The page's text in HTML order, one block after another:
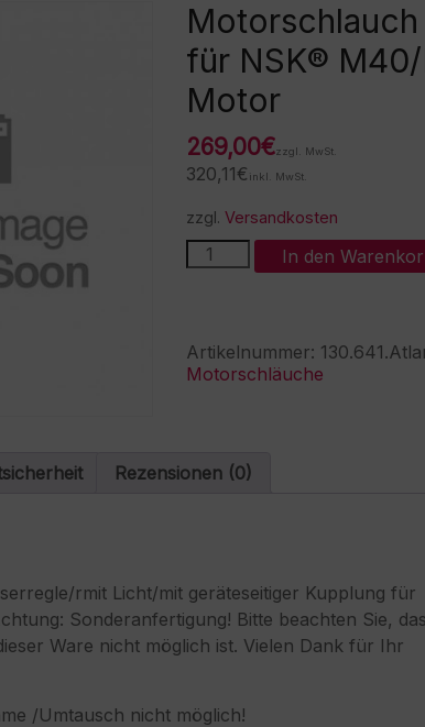
Motorschlauch
für NSK®
Motor
269,00€zzgl. MwSt.
320,11€ inkl. MwSt.
zzgl. Versandkosten
Motorschlauch
passend
XS
Motor
In den
Artikelnummer:
Motorschläuche
Rezensionen (0)
rmit Licht/mit geräteseitiger Kupplung für
Sonderanfertigung! Bitte beachten Sie,
Ware nicht möglich ist. Vielen Dank für Ihr
/Umtausch nicht möglich!